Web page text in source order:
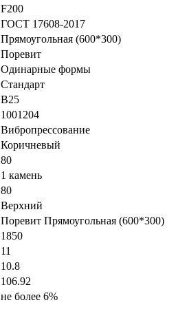
F200
ГОСТ 17608-2017
Прямоугольная (600*300)
Поревит
Одинарные формы
Стандарт
B25
1001204
Вибропрессование
Коричневый
80
1 камень
80
Верхний
Поревит Прямоугольная (600*300)
1850
11
10.8
106.92
не более 6%